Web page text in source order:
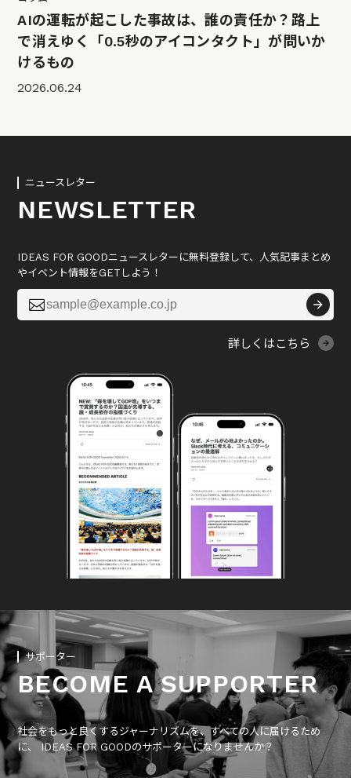
AIの運転が起こした事故は、誰の責任か？路上
で消えゆく「0.5秒のアイコンタクト」が問いか
けるもの
2026.06.24
ニュースレター
NEWSLETTER
IDEAS FOR GOODニュースレターに無料登録して、人気記事まとめ
やイベント情報をGETしよう！

詳しくはこちら
サポーター
BECOME A SUPPORTER
社会をもっと良くするジャーナリズムを、すべての人に届けるため
に、 IDEAS FOR GOODのサポーターになりませんか？